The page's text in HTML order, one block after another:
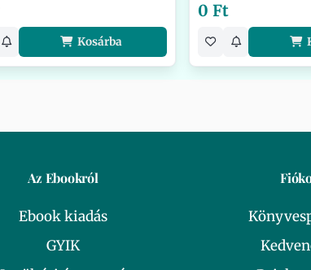
Kosárba
0 Ft
Az Ebookról
Ebook kiadás
GYIK